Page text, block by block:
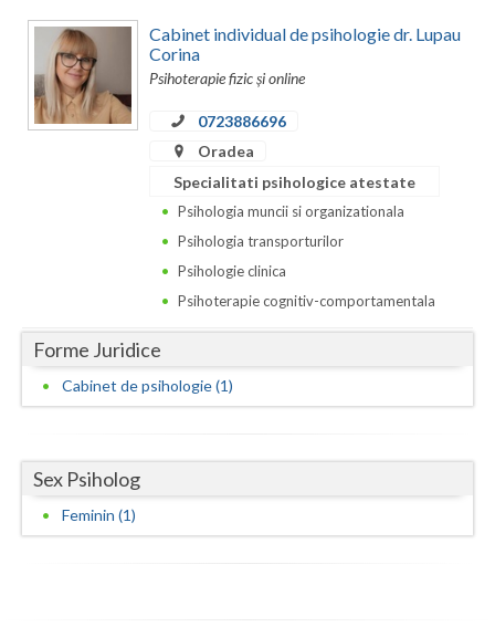
Covasna
Dambovita
Dolj
Hunedoara
Ialomita
Ilfov
Maramures
Cabinet individual de psihologie dr. Lupau
Corina
Psihoterapie fizic și online
0723886696
Oradea
Specialitati psihologice atestate
Psihologia muncii si organizationala
Psihologia transporturilor
Psihologie clinica
Psihoterapie cognitiv-comportamentala
Forme Juridice
Cabinet de psihologie (1)
Sex Psiholog
Feminin (1)